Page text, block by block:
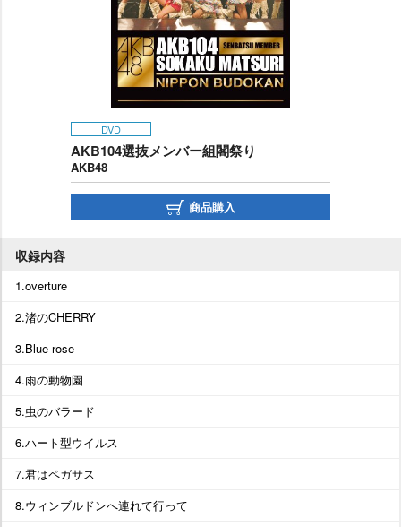
DVD
AKB104選抜メンバー組閣祭り
AKB48
商品購入
収録内容
1.overture
2.渚のCHERRY
3.Blue rose
4.雨の動物園
5.虫のバラード
6.ハート型ウイルス
7.君はペガサス
8.ウィンブルドンへ連れて行って